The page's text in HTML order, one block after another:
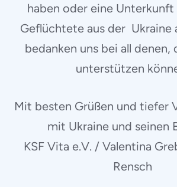
haben oder eine
Geflüchtete aus der Ukraine
bedanken uns bei all denen,
unterstützen
Mit besten Grüßen und tiefer
mit Ukraine und seinen
KSF Vita e.V. / Valentina
Rensch